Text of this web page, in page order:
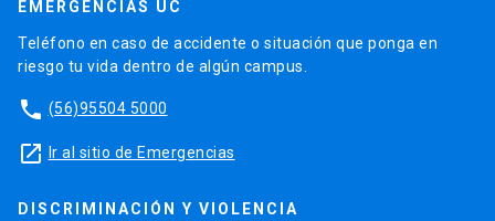
EMERGENCIAS UC
Teléfono en caso de accidente o situación que ponga en
riesgo tu vida dentro de algún campus.
phone (56)95504 5000
launch Ir al sitio de Emergencias
DISCRIMINACIÓN Y VIOLENCIA